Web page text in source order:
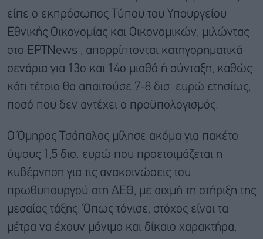
είπε ο εκπρόσωπος Τύπου του Υπουργείου
Εθνικής Οικονομίας και Οικονομικών, μιλώντας
στο ΕΡΤNews , απορρίπτονται κατηγορηματικά
σενάρια για 13ο και 14ο μισθό ή σύνταξη, καθώς
κάτι τέτοιο θα απαιτούσε 7-8 δισ. ευρώ ετησίως,
ποσό που δεν αντέχει ο προϋπολογισμός.
Ο Όμηρος Τσάπαλος μίλησε ακόμα για πακέτο
ύψους 1,5 δισ. ευρώ που προετοιμάζεται η
κυβέρνηση για τις ανακοινώσεις του
πρωθυπουργού στη ΔΕΘ, με αιχμή τη στήριξη της
μεσαίας τάξης. Όπως τόνισε, στόχος είναι τα
μέτρα να έχουν μόνιμο και δίκαιο χαρακτήρα,